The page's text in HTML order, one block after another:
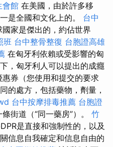
會館 在美國，由於許多移
是全國和文化上的。 台中
家是傑出的，約佔世界
班 台中整骨整復 台胞證高雄
在匈牙利依賴或受影響的匈
，匈牙利人可以提出的成癮
券（您使用和提交的要求
的處方，包括藥物，劑量，
台中按摩排毒推薦 台胞證
街道（“同一藥房”）。 竹
是直接和強制性的，以及
信息自我確定和信息自由的